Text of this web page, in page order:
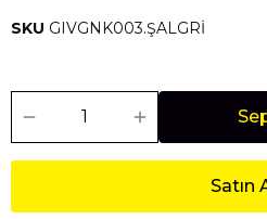
SKU GIVGNK003.ŞALGRİ
Satın